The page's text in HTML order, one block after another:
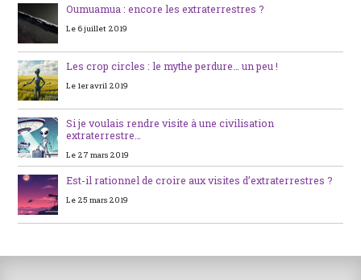
Oumuamua : encore les extraterrestres ?
Le 6 juillet 2019
Les crop circles : le mythe perdure… un peu !
Le 1er avril 2019
Si je voulais rendre visite à une civilisation
extraterrestre…
Le 27 mars 2019
Est-il rationnel de croire aux visites d’extraterrestres ?
Le 25 mars 2019